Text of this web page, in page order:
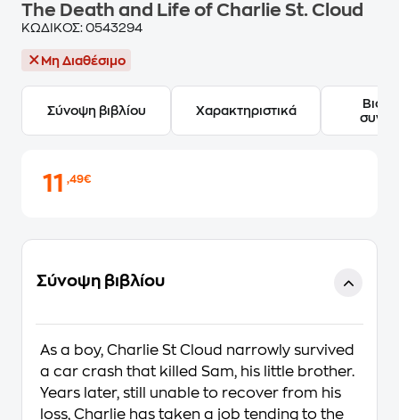
The Death and Life of Charlie St. Cloud
ΚΩΔΙΚΟΣ: 0543294
Μη Διαθέσιμο
Σύνοψη βιβλίου Χαρακτηριστικά
11,49€
Σύνοψη βιβλίου
As a boy, Charlie St Cloud narrowly survived
a car crash that killed Sam, his little brother.
Years later, still unable to recover from his
loss, Charlie has taken a job tending to the